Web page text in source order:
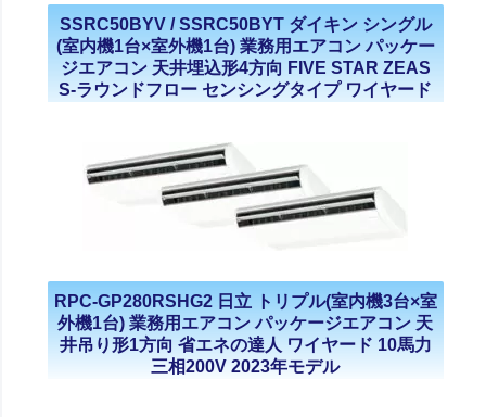
SSRC50BYV / SSRC50BYT ダイキン シングル
(室内機1台×室外機1台) 業務用エアコン パッケー
ジエアコン 天井埋込形4方向 FIVE STAR ZEAS
S-ラウンドフロー センシングタイプ ワイヤード
RPC-GP280RSHG2 日立 トリプル(室内機3台×室
外機1台) 業務用エアコン パッケージエアコン 天
井吊り形1方向 省エネの達人 ワイヤード 10馬力
三相200V 2023年モデル